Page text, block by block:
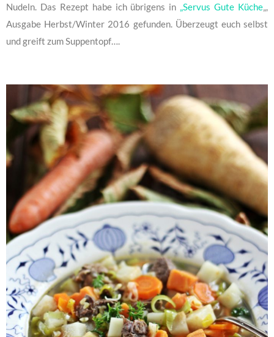
Nudeln. Das Rezept habe ich übrigens in „Servus Gute Küche„,
Ausgabe Herbst/Winter 2016 gefunden. Überzeugt euch selbst
und greift zum Suppentopf….